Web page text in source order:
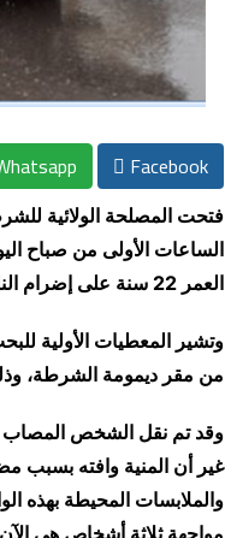
Facebook
فتحت المصلحة الولائية
العمر 22 سنة على إضرام النار عمدا في جسده، مما تسبب في وفاته
وتشير المعطيات الأولية
من مقر ديمومة الشرطة،
وقد تم نقل الشخص المصاب
غير أن المنية وافته بسبب
والملابسات المحيطة بهذه